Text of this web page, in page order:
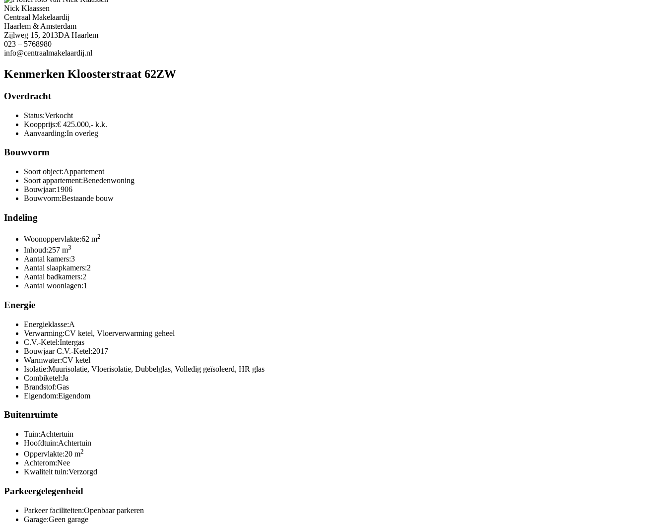
Nick Klaassen
Centraal Makelaardij
Haarlem & Amsterdam
Zijlweg 15, 2013DA Haarlem
023 – 5768980
info@centraalmakelaardij.nl
Kenmerken Kloosterstraat 62ZW
Overdracht
Status:Verkocht
Koopprijs:€ 425.000,- k.k.
Aanvaarding:In overleg
Bouwvorm
Soort object:Appartement
Soort appartement:Benedenwoning
Bouwjaar:1906
Bouwvorm:Bestaande bouw
Indeling
Woonoppervlakte:62 m2
Inhoud:257 m3
Aantal kamers:3
Aantal slaapkamers:2
Aantal badkamers:2
Aantal woonlagen:1
Energie
Energieklasse:A
Verwarming:CV ketel, Vloerverwarming geheel
C.V.-Ketel:Intergas
Bouwjaar C.V.-Ketel:2017
Warmwater:CV ketel
Isolatie:Muurisolatie, Vloerisolatie, Dubbelglas, Volledig geïsoleerd, HR glas
Combiketel:Ja
Brandstof:Gas
Eigendom:Eigendom
Buitenruimte
Tuin:Achtertuin
Hoofdtuin:Achtertuin
Oppervlakte:20 m2
Achterom:Nee
Kwaliteit tuin:Verzorgd
Parkeergelegenheid
Parkeer faciliteiten:Openbaar parkeren
Garage:Geen garage